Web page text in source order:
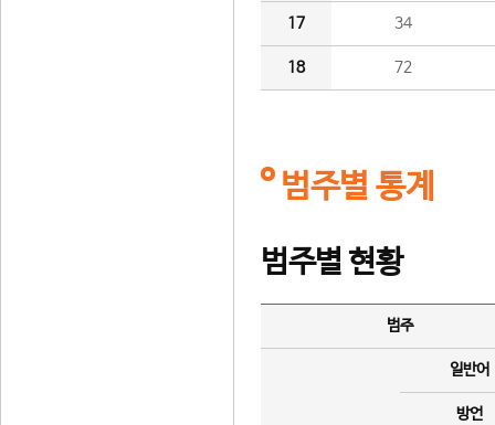
17 34
18 72
범주별 통계
범주별 현황
범주
일반어
방언